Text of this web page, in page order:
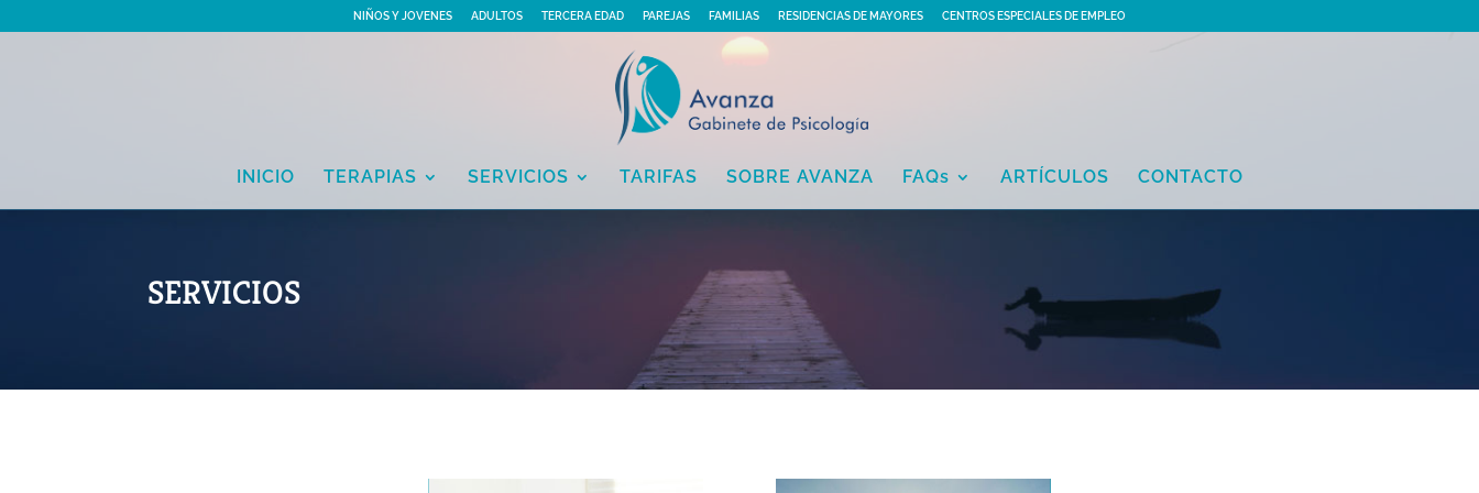
NIÑOS Y JOVENES ADULTOS TERCERA EDAD PAREJAS FAMILIAS RESIDENCIAS DE MAYORES CENTROS ESPECIALES DE EMPLEO
INICIO TERAPIAS SERVICIOS TARIFAS SOBRE AVANZA FAQs ARTÍCULOS CONTACTO
SERVICIOS